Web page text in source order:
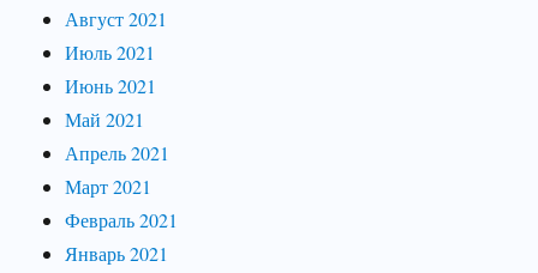
Август 2021
Июль 2021
Июнь 2021
Май 2021
Апрель 2021
Март 2021
Февраль 2021
Январь 2021